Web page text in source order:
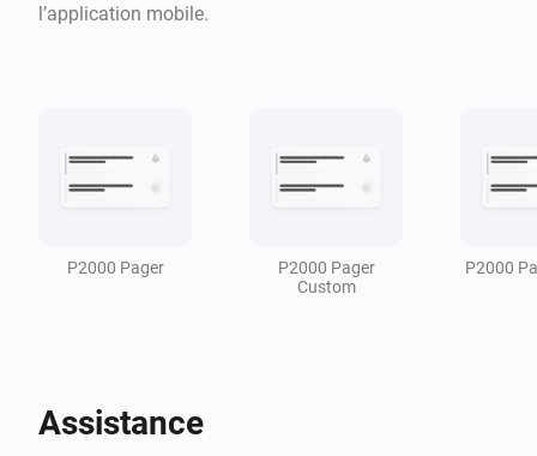
P2000
Province is
is Region and Service Service
P2000
l’application mobile.
P2000 Pager
P2000 Pager
Custom
P2000
Assistance